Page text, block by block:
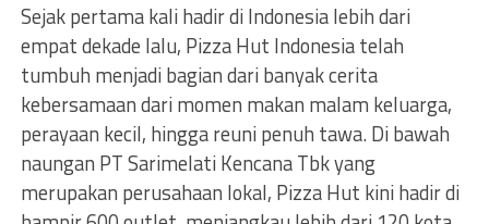
Sejak pertama kali hadir di Indonesia lebih dari
empat dekade lalu, Pizza Hut Indonesia telah
tumbuh menjadi bagian dari banyak cerita
kebersamaan dari momen makan malam keluarga,
perayaan kecil, hingga reuni penuh tawa. Di bawah
naungan PT Sarimelati Kencana Tbk yang
merupakan perusahaan lokal, Pizza Hut kini hadir di